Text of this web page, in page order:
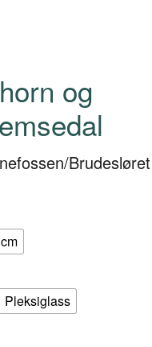
og
Brudesløret
Pleksiglass